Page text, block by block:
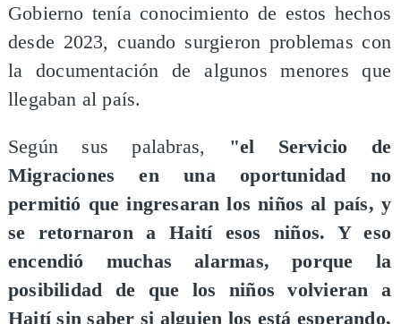
Gobierno tenía conocimiento de estos hechos
desde 2023, cuando surgieron problemas con
la documentación de algunos menores que
llegaban al país.
Según sus palabras, "el Servicio de
Migraciones en una oportunidad no
permitió que ingresaran los niños al país, y
se retornaron a Haití esos niños. Y eso
encendió muchas alarmas, porque la
posibilidad de que los niños volvieran a
Haití sin saber si alguien los está esperando,